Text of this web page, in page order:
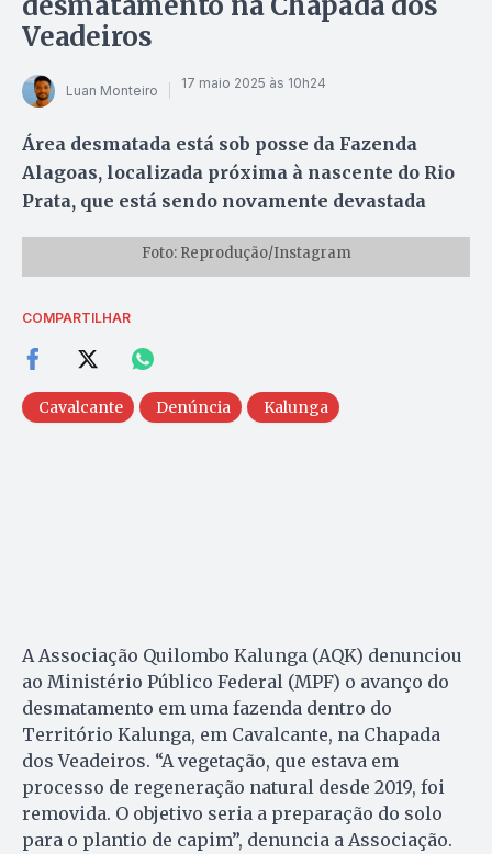
Veadeiros
Luan Monteiro 17 maio 2025 às 10h24
Área desmatada está sob posse da Fazenda
Alagoas, localizada próxima à nascente do Rio
Prata, que está sendo novamente devastada
Foto: Reprodução/Instagram
COMPARTILHAR
Cavalcante Denúncia Kalunga
A Associação Quilombo Kalunga (AQK) denunciou
ao Ministério Público Federal (MPF) o avanço do
desmatamento em uma fazenda dentro do
Território Kalunga, em Cavalcante, na Chapada
dos Veadeiros. “A vegetação, que estava em
processo de regeneração natural desde 2019, foi
removida. O objetivo seria a preparação do solo
para o plantio de capim”, denuncia a Associação.